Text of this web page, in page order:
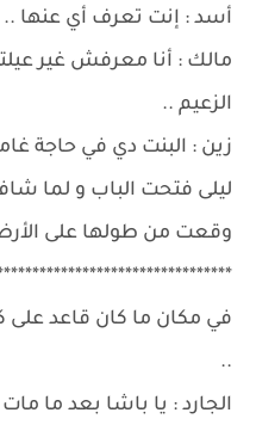
أسد : إنت تعرف أي عنها ..
مالك : أنا معرفش غير
الزعيم ..
زين : البنت دي في حاجة
ليلى فتحت الباب و لما
وقعت من طولها على
في مكان ما كان قاعد على
..
الجارد : يا باشا بعد ما